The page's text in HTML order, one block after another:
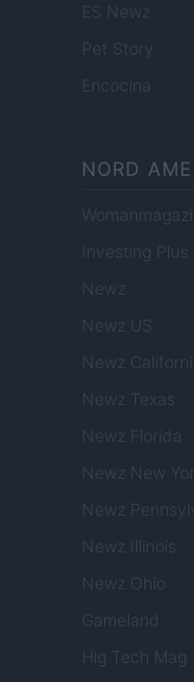
ES Newz
Pet Story
Encocina
NORD
Investing Plus
Newz
Newz US
Newz California
Newz Texas
Newz Florida
Newz New York
Newz
Newz Illinois
Newz Ohio
Gameland
Hig Tech Mag